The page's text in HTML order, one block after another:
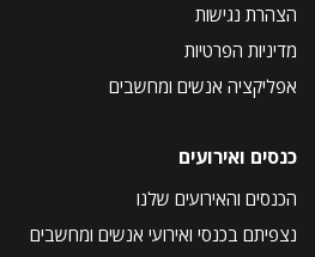
הצהרת נגישות
מדיניות הפרטיות
אפליקציה אנשים ומחשבים
כנסים ואירועים
הכנסים והאירועים שלנו
נצפיתם בכנסי ואירועי אנשים ומחשבים